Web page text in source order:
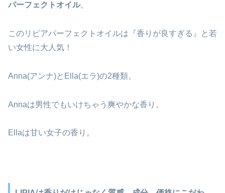
パーフェクトオイル。
このリピアパーフェクトオイルは『香りが良すぎる』と若
い女性に大人気！
Anna(アンナ)とElla(エラ)の2種類。
Annaは男性でもいけちゃう爽やかな香り。
Ellaは甘い女子の香り。